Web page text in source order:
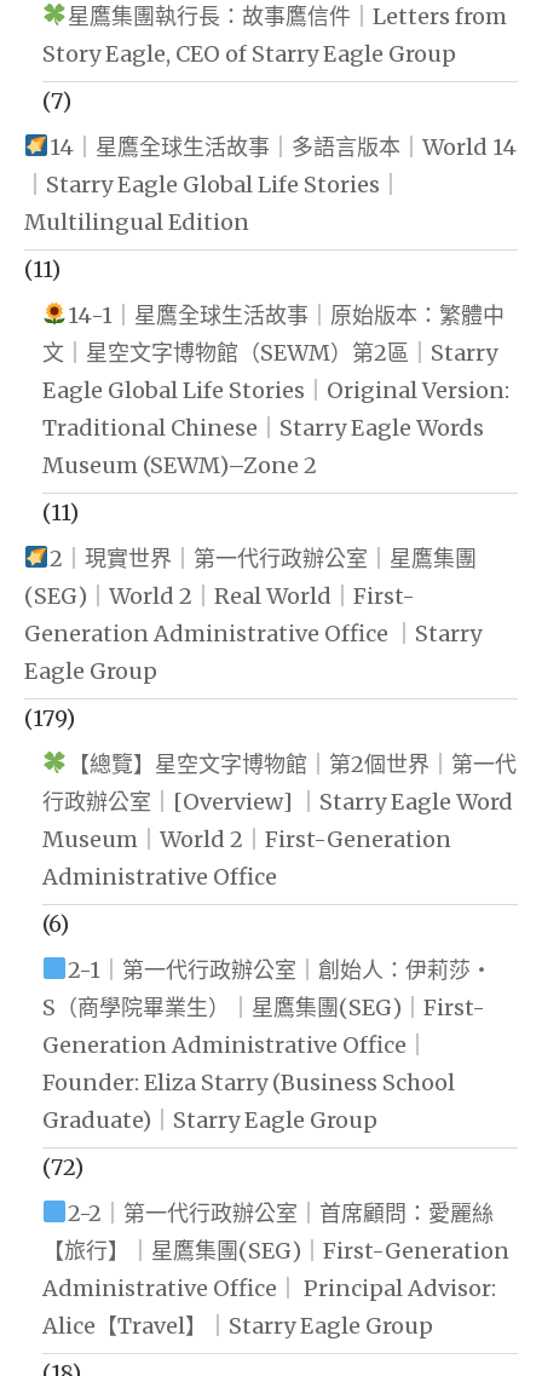
星鷹集團執行長：故事鷹信件｜Letters from
Story Eagle, CEO of Starry Eagle Group
(7)
14｜星鷹全球生活故事｜多語言版本｜World 14
｜Starry Eagle Global Life Stories｜
Multilingual Edition
(11)
14-1｜星鷹全球生活故事｜原始版本：繁體中
文｜星空文字博物館（SEWM）第2區｜Starry
Eagle Global Life Stories｜Original Version:
Traditional Chinese｜Starry Eagle Words
Museum (SEWM)–Zone 2
(11)
2｜現實世界｜第一代行政辦公室｜星鷹集團
(SEG)｜World 2｜Real World｜First-
Generation Administrative Office ｜Starry
Eagle Group
(179)
【總覽】星空文字博物館｜第2個世界｜第一代
行政辦公室｜[Overview] ｜Starry Eagle Word
Museum｜World 2｜First-Generation
Administrative Office
(6)
2-1｜第一代行政辦公室｜創始人：伊莉莎・
S（商學院畢業生）｜星鷹集團(SEG)｜First-
Generation Administrative Office｜
Founder: Eliza Starry (Business School
Graduate)｜Starry Eagle Group
(72)
2-2｜第一代行政辦公室｜首席顧問：愛麗絲
【旅行】｜星鷹集團(SEG)｜First-Generation
Administrative Office｜ Principal Advisor:
Alice【Travel】｜Starry Eagle Group